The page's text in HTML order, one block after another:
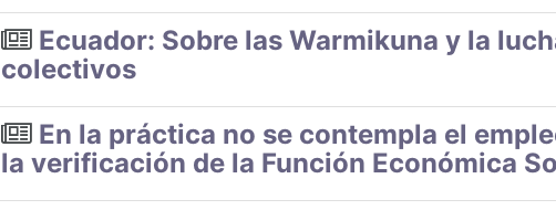
Ecuador: Sobre las Warmikuna y la
colectivos
En la práctica no se contempla el
la verificación de la Función Económica